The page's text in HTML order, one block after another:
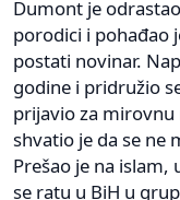
Dumont je
porodici i pohađao
postati novinar.
godine i pridružio
prijavio za mirovnu
shvatio je da se ne
Prešao je na
se ratu u BiH u